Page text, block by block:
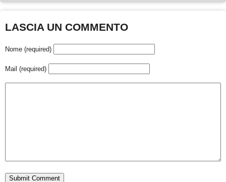
LASCIA UN COMMENTO
Nome (required)
Mail (required)